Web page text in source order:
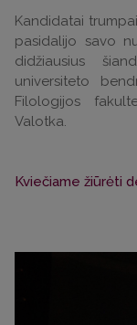
Kandidatai
pasidalijo savo
didžiausius
universiteto
Filologijos
Valotka.
Kviečiame žiūrėti